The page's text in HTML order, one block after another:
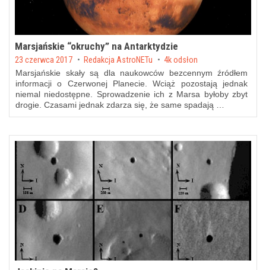
Marsjańskie “okruchy” na Antarktydzie
Posted on
23 czerwca 2017 by Redakcja AstroNETu 4k odsłon
Marsjańskie skały są dla naukowców bezcennym źródłem
informacji o Czerwonej Planecie. Wciąż pozostają jednak
niemal niedostępne. Sprowadzenie ich z Marsa byłoby zbyt
drogie. Czasami jednak zdarza się, że same spadają …